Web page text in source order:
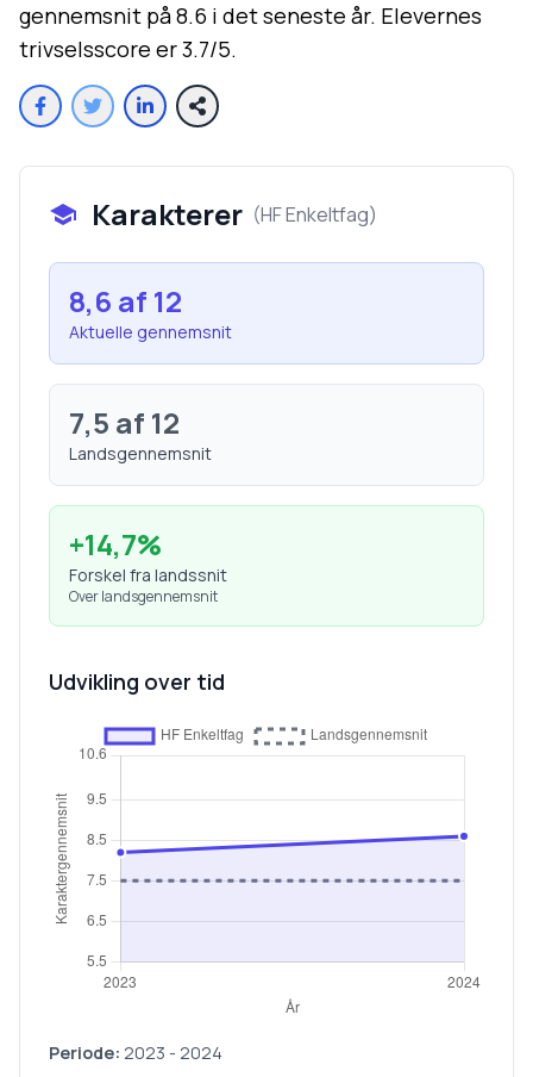
gennemsnit på 8.6 i det seneste år. Elevernes
trivselsscore er 3.7/5.
Karakterer (HF Enkeltfag)
8,6 af 12
Aktuelle gennemsnit
7,5 af 12
Landsgennemsnit
+14,7%
Forskel fra landssnit
Over landsgennemsnit
Udvikling over tid
Periode: 2023 - 2024